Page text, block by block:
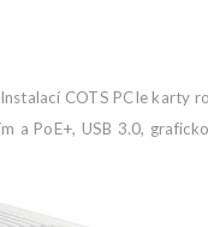
COTS PCIe karty
a PoE+, USB 3.0,